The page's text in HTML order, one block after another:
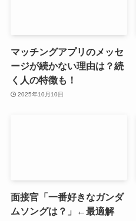
マッチングアプリのメッセ
ージが続かない理由は？続
く人の特徴も！
2025年10月10日
面接官「一番好きなガンダ
ムソングは？」←最適解